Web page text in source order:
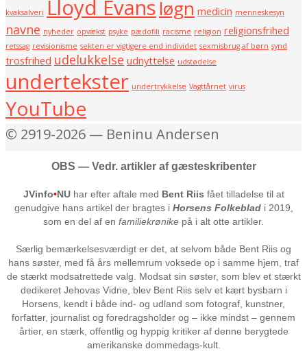
kvaksalveri Lloyd Evansløgn medicin menneskesyn
navne nyheder opvækst psyke pædofili racisme religion religionsfrihed
retssag revisionisme sekten er vigtigere end individet sexmisbrug af børn synd
trosfrihed udelukkelse udnyttelse udstødelse
undertekster undertrykkelse Vagttårnet virus
YouTube
© 2919-2026 — Beninu Andersen
OBS — Vedr. artikler af gæsteskribenter
JVinfo•NUhar efter aftale med Bent Riis fået tilladelse til at
genudgive hans artikel der bragtes i Horsens Folkeblad i 2019,
som en del af en familiekrønike på i alt otte artikler.
Særlig bemærkelsesværdigt er det, at selvom både Bent Riis og
hans søster, med få års mellemrum voksede op i samme hjem, traf
de stærkt modsatrettede valg. Modsat sin søster, som blev et stærkt
dedikeret Jehovas Vidne, blev Bent Riis selv et kært bysbarn i
Horsens, kendt i både ind- og udland som fotograf, kunstner,
forfatter, journalist og foredragsholder og – ikke mindst – gennem
årtier, en stærk, offentlig og hyppig kritiker af denne berygtede
amerikanske dommedags-kult.